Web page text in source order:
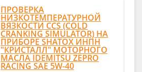
ПРОВЕРКА
НИЗКОТЕМПЕРАТУРНОЙ
ВЯЗКОСТИ CCS (COLD
CRANKING SIMULATOR) НА
ПРИБОРЕ SHATOX ИНПН
"КРИСТАЛЛ" МОТОРНОГО
МАСЛА IDEMITSU ZEPRO
RACING SAE 5W-40